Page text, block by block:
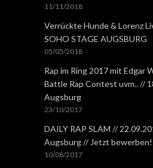
11/11/2018
Verrückte Hunde & Lorenz
SOHO STAGE AUGSBURG
05/05/2018
Rap im Ring 2017 mit Edgar
Battle Rap Contest uvm.. //
Augsburg
23/10/2017
DAILY RAP SLAM //
Augsburg // Jetzt bewerben!
10/08/2017